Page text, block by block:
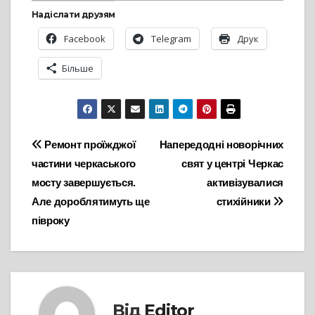
Надіслати друзям
Facebook Telegram Друк
Більше
Навігація
записів
Напередодні новорічних
свят у центрі Черкас
активізувалися
стихійники
Ремонт проїжджої
частини черкаського
мосту завершується.
Але дороблятимуть ще
півроку
Від Editor